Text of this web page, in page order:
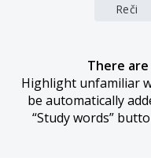
Reči
There
Highlight unfamiliar
be automatically
“Study words”